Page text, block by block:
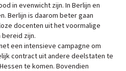
in evenwicht zijn. In Berlijn en
Berlijn is daarom beter gaan
docenten uit het voormalige
zijn.
een intensieve campagne om
contract uit andere deelstaten te
te komen. Bovendien